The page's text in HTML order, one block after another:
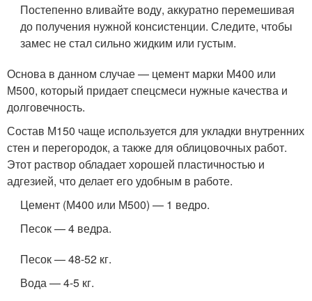
Постепенно вливайте воду, аккуратно перемешивая
до получения нужной консистенции. Следите, чтобы
замес не стал сильно жидким или густым.
Основа в данном случае — цемент марки М400 или
М500, который придает спецсмеси нужные качества и
долговечность.
Состав М150 чаще используется для укладки внутренних
стен и перегородок, а также для облицовочных работ.
Этот раствор обладает хорошей пластичностью и
адгезией, что делает его удобным в работе.
Цемент (М400 или М500) — 1 ведро.
Песок — 4 ведра.
Песок — 48-52 кг.
Вода — 4-5 кг.